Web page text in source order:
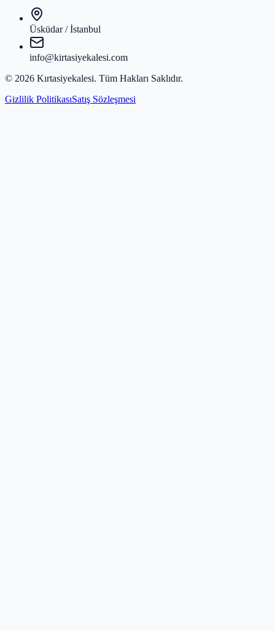
Üsküdar / İstanbul
info@kirtasiyekalesi.com
© 2026 Kırtasiyekalesi. Tüm Hakları Saklıdır.
Gizlilik PolitikasıSatış Sözleşmesi